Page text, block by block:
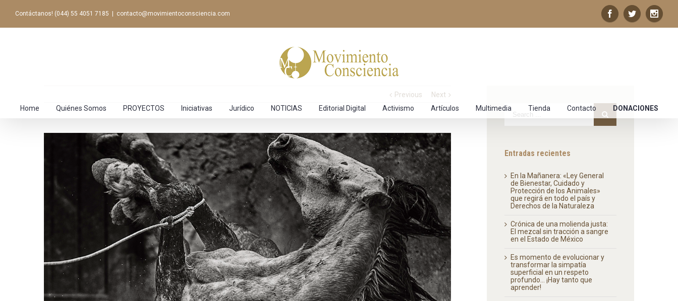
Contáctanos! (044) 55 4051 7185 contacto@movimientoconsciencia.com
Home Quiénes Somos PROYECTOS Iniciativas Jurídico NOTICIAS Editorial Digital Activismo Artículos Multimedia Tienda Contacto DONACIONES
Previous Next
Entradas recientes
En la Mañanera: «Ley General
de Bienestar, Cuidado y
Protección de los Animales»
que regirá en todo el país y
Derechos de la Naturaleza
Crónica de una molienda justa:
El mezcal sin tracción a sangre
en el Estado de México
Es momento de evolucionar y
transformar la simpatía
superficial en un respeto
profundo… ¡Hay tanto que
aprender!